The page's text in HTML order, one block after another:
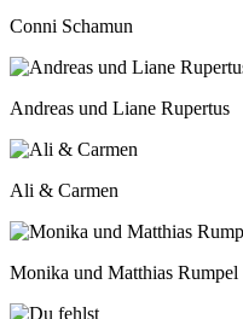
Conni Schamun
Andreas und Liane Rupertus
Ali & Carmen
Monika und Matthias Rumpel